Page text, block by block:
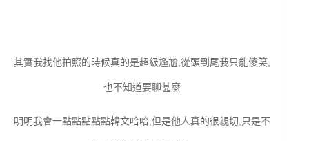
其實我找他拍照的時候真的是超級尷尬,從頭到尾我只能傻笑,
也不知道要聊甚麼
明明我會一點點點點點韓文哈哈,但是他人真的很親切,只是不